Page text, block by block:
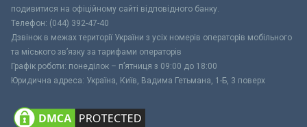
подивитися на офіційному сайті відповідного банку.
Телефон: (044) 392-47-40
Дзвінок в межах території України з усіх номерів операторів мобільного
та міського зв’язку за тарифами операторів
Графік роботи: понеділок – п’ятниця з 09:00 до 18:00
Юридична адреса: Україна, Київ, Вадима Гетьмана, 1-Б, 3 поверх